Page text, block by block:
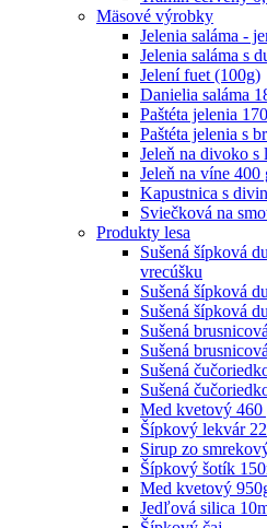
Mäsové výrobky
Jelenia saláma -
Jelenia saláma s
Jelení fuet (100g)
Danielia saláma
Paštéta jelenia
Paštéta jelenia s
Jeleň na divoko s
Jeleň na víne 400
Kapustnica s
Sviečková na
Produkty lesa
Sušená šípková
vrecúšku
Sušená šípková
Sušená šípková
Sušená
Sušená
Sušená
Sušená
Med kvetový 460
Šípkový lekvár
Sirup zo
Šípkový šotík
Med kvetový
Jedľová silica